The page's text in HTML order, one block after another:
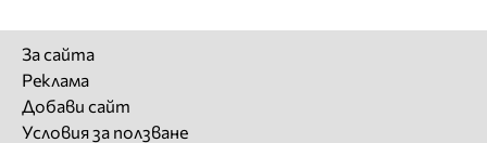
За сайта
Реклама
Добави сайт
Условия за ползване